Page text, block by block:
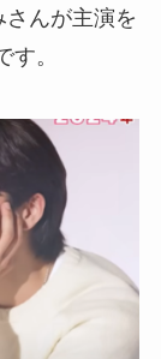
んが主演を
。